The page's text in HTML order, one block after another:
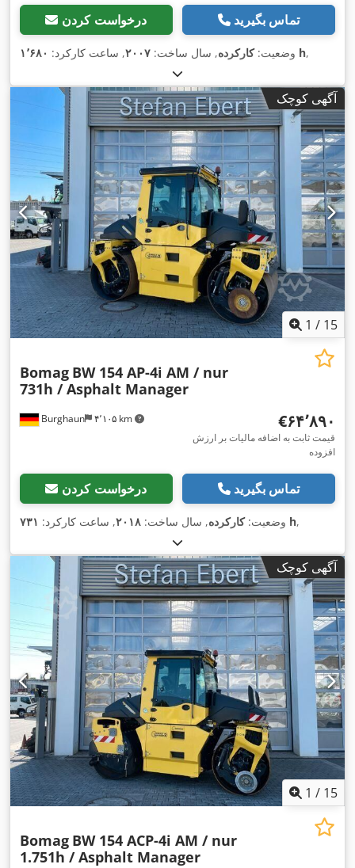
درخواست کردن تماس بگیرید
وضعیت:کارکرده, سال ساخت: ۲۰۰۷, ساعت کارکرد: ۱٬۶۸۰ h,
آگهی کوچک
1 / 15
Burghaun ۴٬۱۰۵ km
Bomag BW 154 AP-4i AM / nur
731h / Asphalt Manager
‎€۶۴٬۸۹۰
قیمت ثابت به اضافه مالیات بر ارزش
افزوده
درخواست کردن تماس بگیرید
وضعیت:کارکرده, سال ساخت: ۲۰۱۸, ساعت کارکرد: ۷۳۱ h,
آگهی کوچک
1 / 15
Bomag BW 154 ACP-4i AM / nur
1.751h / Asphalt Manager